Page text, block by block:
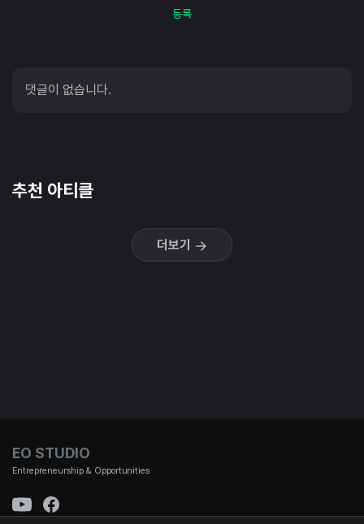
등록
댓글이 없습니다.
추천 아티클
더보기
EO STUDIO
Entrepreneurship & Opportunities